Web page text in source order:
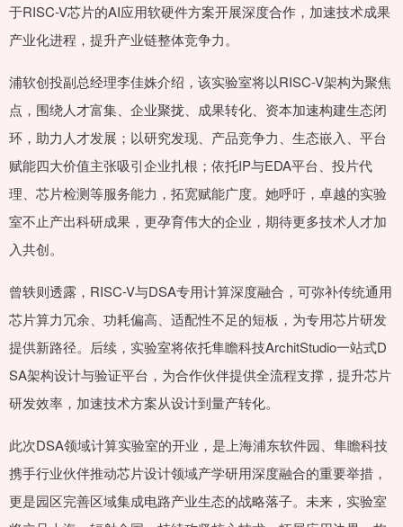
于RISC-V芯片的AI应用软硬件方案开展深度合作，加速技术成果
产业化进程，提升产业链整体竞争力。
浦软创投副总经理李佳姝介绍，该实验室将以RISC-V架构为聚焦
点，围绕人才富集、企业聚拢、成果转化、资本加速构建生态闭
环，助力人才发展；以研究发现、产品竞争力、生态嵌入、平台
赋能四大价值主张吸引企业扎根；依托IP与EDA平台、投片代
理、芯片检测等服务能力，拓宽赋能广度。她呼吁，卓越的实验
室不止产出科研成果，更孕育伟大的企业，期待更多技术人才加
入共创。
曾轶则透露，RISC-V与DSA专用计算深度融合，可弥补传统通用
芯片算力冗余、功耗偏高、适配性不足的短板，为专用芯片研发
提供新路径。后续，实验室将依托隼瞻科技ArchitStudio一站式D
SA架构设计与验证平台，为合作伙伴提供全流程支撑，提升芯片
研发效率，加速技术方案从设计到量产转化。
此次DSA领域计算实验室的开业，是上海浦东软件园、隼瞻科技
携手行业伙伴推动芯片设计领域产学研用深度融合的重要举措，
更是园区完善区域集成电路产业生态的战略落子。未来，实验室